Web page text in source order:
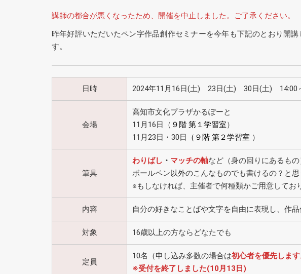
講師の都合が悪くなったため、開催を中止しました。ご了承ください。
昨年好評いただいたペン字作品創作セミナーを今年も下記のとおり開
す。
日時 2024年11月16日(土) 23日(土) 30日(土) 14:00
会場
高知市文化プラザかるぽーと
11月16日（ ９階 第１学習室）
11月23日・30日
（９階 第２学習室 ）
筆具
わりばし ・ マッチの軸など（身の回りにあるもの
ボールペン以外のこんなものでも書けるの？と
※もしなければ、主催者で何種類かご用意してお
内容 自分の好きなことばや文字を自由に表現し、作品
対象 16歳以上の方ならどなたでも
定員
10名（申し込み多数の場合は初心者を優先します
※受付を終了しました(10月13日)